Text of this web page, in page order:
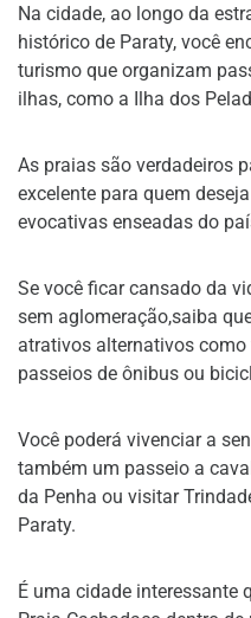
Na cidade, ao longo da
histórico de Paraty, você
turismo que organizam
ilhas, como a Ilha dos
As praias são verdadeiros
excelente para quem
evocativas enseadas do
Se você ficar cansado da
sem aglomeração,saiba
atrativos alternativos
passeios de ônibus ou
Você poderá vivenciar a
também um passeio a
da Penha ou visitar
Paraty.
É uma cidade interessante